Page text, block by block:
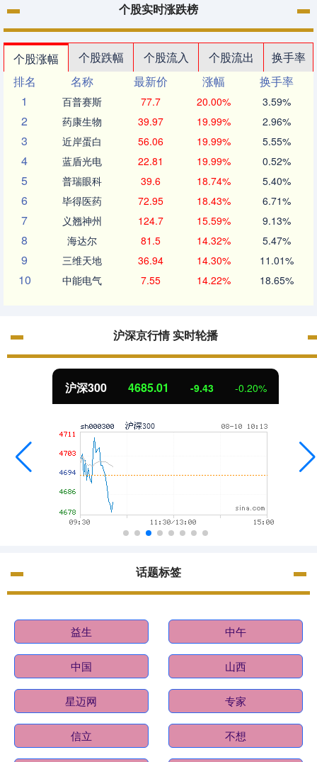
个股实时涨跌榜
个股涨幅 个股跌幅 个股流入 个股流出
换手率
排名
名称 最新价 涨幅
换手率
1
百普赛斯 77.7 20.00% 3.59%
2 药康生物 39.97 19.99% 2.96%
3 近岸蛋白 56.06 19.99% 5.55%
4 蓝盾光电 22.81 19.99% 0.52%
5 普瑞眼科 39.6 18.74% 5.40%
6 毕得医药 72.95 18.43% 6.71%
7 义翘神州 124.7 15.59% 9.13%
8 海达尔 81.5 14.32% 5.47%
9 三维天地 36.94 14.30% 11.01%
10 中能电气 7.55 14.22% 18.65%
沪深京行情 实时轮播
沪深300 4685.01 -9.43 -0.20%
话题标签
益生 中午
中国 山西
星迈网 专家
信立 不想